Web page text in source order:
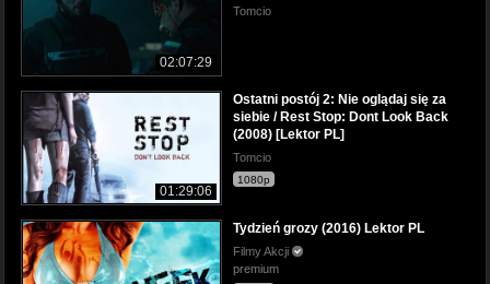
02:07:29
Tomcio
01:29:06
Ostatni postój 2: Nie oglądaj się za
siebie / Rest Stop: Dont Look Back
(2008) [Lektor PL]
Tomcio
1080p
Tydzień grozy (2016) Lektor PL
Filmy Akcji
premium